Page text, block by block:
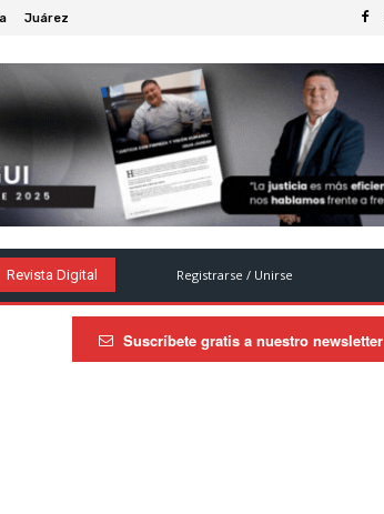
Juárez
Revista Digital Registrarse / Unirse
Suscríbete gratis a nuestro newsletter